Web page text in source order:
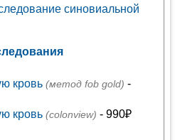
синовиальной
кровь (метод fob gold) -
кровь (colonview) - 990₽